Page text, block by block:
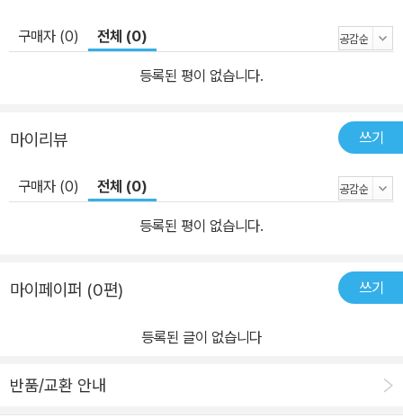
업무의 연속적인 10단계로 구성된 백트랙 테스트 과정을 설명한다. 3
장, 타겟 스코핑에서는 테스트 요구사항을 정할 때 가이드라인으로
활용할 수 있는 스코프 과정을 다룬다. 테스트 실행의 실질적인 로드
이언트 요구사항 수집, 테스트 계획 수립, 테스트 한도 설정, 비즈니스
목적 정의 프로젝트 관리와 일정 등이다. 또 타겟 테스트 환경에 관한
정보를 획득하고 관리하는 방법을 배우게 된다. 4장, 정보 수집에서
는 정보 수집 단계를 다룬다. 다양한 형식의 문서에서 메타데이터를
수집하고, DNS 정보를 추출하며, 경로 정보를 수집하고, 능동/수동
겟에 관해 수집한 정보를 문서화하고 정리하는 데 매우 유용한 툴도
설명한다. 5장, 타겟 발견에서는 타겟 발견과 핑거프린팅 과정을 설
명한다. 타겟 발견의 주요 목적과 타겟 머신을 식별할 때 유용한 툴을
한 툴을 다룬다. 6장, 타겟 탐색에서는 타겟 탐색의 과정과 목적을 다
구매자 (0) 전체 (0)
등록된 평이 없습니다.
마이리뷰 쓰기
구매자 (0) 전체 (0)
등록된 평이 없습니다.
마이페이퍼 (0편) 쓰기
등록된 글이 없습니다
반품/교환 안내